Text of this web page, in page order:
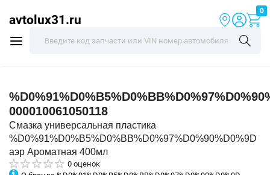
avtolux31.ru
0
000010061050118
Смазка универсальная пластика
%D0%91%D0%B5%D0%BB%D0%97%D0%90%D0%9D
аэр Ароматная 400мл
0 оценок